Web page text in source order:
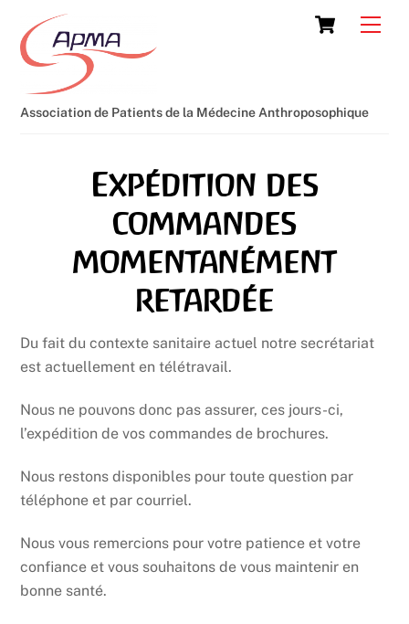
content
Cart
Association de Patients de la Médecine Anthroposophique
Expédition des
commandes
momentanément
retardée
Du fait du contexte sanitaire actuel notre secrétariat
est actuellement en télétravail.
Nous ne pouvons donc pas assurer, ces jours-ci,
l’expédition de vos commandes de brochures.
Nous restons disponibles pour toute question par
téléphone et par courriel.
Nous vous remercions pour votre patience et votre
confiance et vous souhaitons de vous maintenir en
bonne santé.